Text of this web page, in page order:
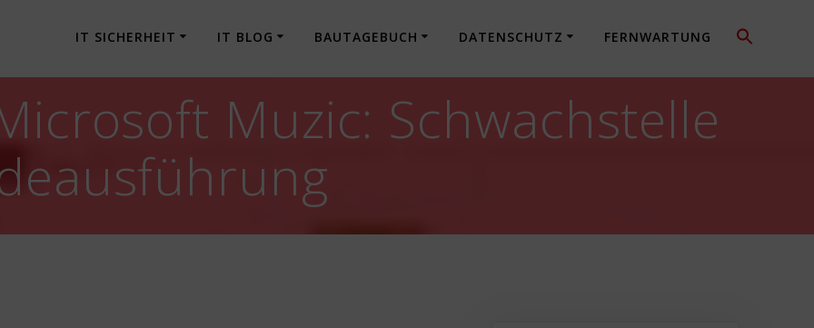
IT SICHERHEIT IT BLOG BAUTAGEBUCH DATENSCHUTZ FERNWARTUNG
Muzic: Schwachstelle